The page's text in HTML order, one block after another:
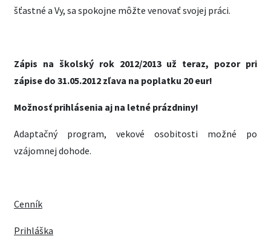
šťastné a Vy, sa spokojne môžte venovať svojej práci.
Zápis na školský rok 2012/2013 už teraz, pozor pri
zápise do 31.05.2012 zľava na poplatku 20 eur!
Možnosť prihlásenia aj na letné prázdniny!
Adaptačný program, vekové osobitosti možné po
vzájomnej dohode.
Cenník
Prihláška